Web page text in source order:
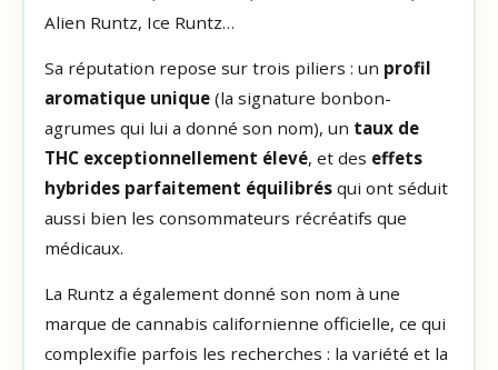
Alien Runtz, Ice Runtz…
Sa réputation repose sur trois piliers : un profil
aromatique unique(la signature bonbon-
agrumes qui lui a donné son nom), un taux de
THC exceptionnellement élevé, et des effets
hybrides parfaitement équilibrésqui ont séduit
aussi bien les consommateurs récréatifs que
médicaux.
La Runtz a également donné son nom à une
marque de cannabis californienne officielle, ce qui
complexifie parfois les recherches : la variété et la